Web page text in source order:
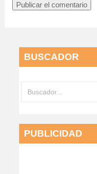
BUSCADOR
PUBLICIDAD